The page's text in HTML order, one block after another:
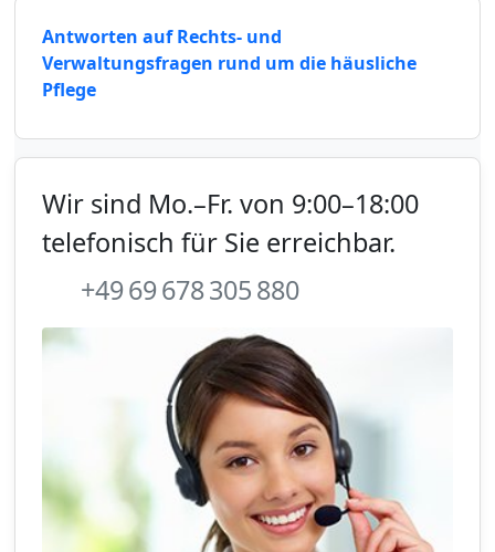
Antworten auf Rechts- und
Verwaltungsfragen rund um die häusliche
Pflege
Wir sind Mo.–Fr. von 9:00–18:00
telefonisch für Sie erreichbar.
+49 69 678 305 880